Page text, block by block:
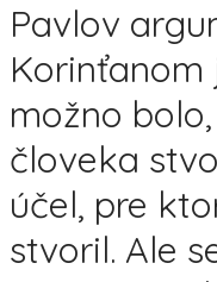
Pavlov
možno
človeka
účel, pre
stvoril. Ale